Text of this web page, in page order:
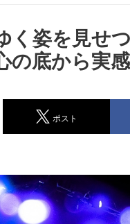
姿を見せ
の底から実
ポスト